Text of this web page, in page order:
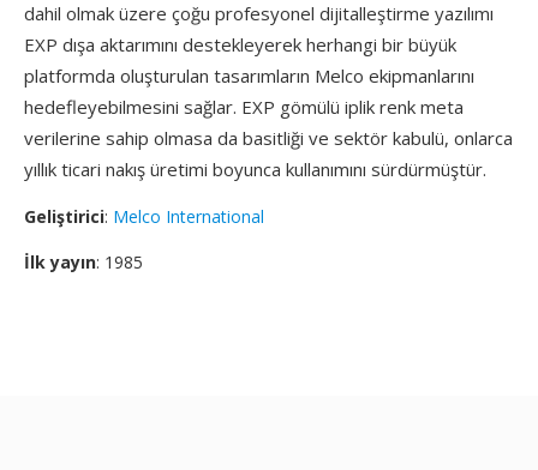
dahil olmak üzere çoğu profesyonel dijitalleştirme yazılımı
EXP dışa aktarımını destekleyerek herhangi bir büyük
platformda oluşturulan tasarımların Melco ekipmanlarını
hedefleyebilmesini sağlar. EXP gömülü iplik renk meta
verilerine sahip olmasa da basitliği ve sektör kabulü, onlarca
yıllık ticari nakış üretimi boyunca kullanımını sürdürmüştür.
Geliştirici: Melco International
İlk yayın: 1985